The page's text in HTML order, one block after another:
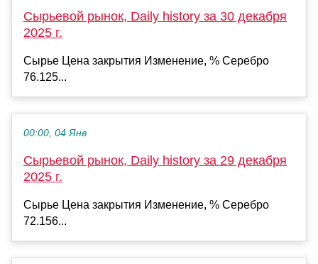
Сырьевой рынок, Daily history за 30 декабря
2025 г.
Сырье Цена закрытия Изменение, % Серебро
76.125...
00:00, 04 Янв
Сырьевой рынок, Daily history за 29 декабря
2025 г.
Сырье Цена закрытия Изменение, % Серебро
72.156...